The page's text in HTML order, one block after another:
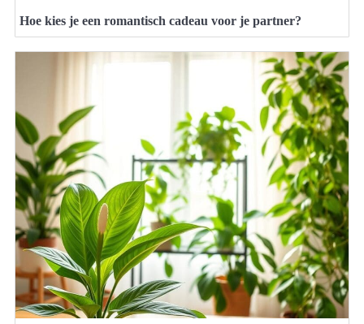
Hoe kies je een romantisch cadeau voor je partner?